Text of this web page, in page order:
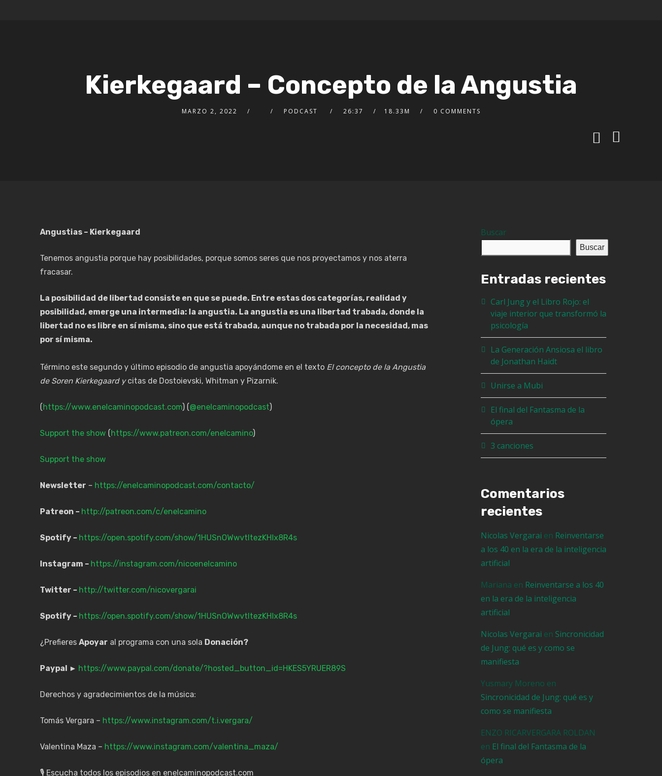
Kierkegaard – Concepto de la Angustia
MARZO 2, 2022 PODCAST 26:37 18.33M 0 COMMENTS
Angustias – Kierkegaard
Tenemos angustia porque hay posibilidades, porque somos seres que nos proyectamos y nos aterra
fracasar.
La posibilidad de libertad consiste en que se puede. Entre estas dos categorías, realidad y
posibilidad, emerge una intermedia: la angustia. La angustia es una libertad trabada, donde la
libertad no es libre en sí misma, sino que está trabada, aunque no trabada por la necesidad, mas
por sí misma.
Término este segundo y último episodio de angustia apoyándome en el texto El concepto de la Angustia
de Soren Kierkegaard ycitas de Dostoievski, Whitman y Pizarnik.
(https://www.enelcaminopodcast.com) (@enelcaminopodcast)
Support the show (https://www.patreon.com/enelcamino)
Support the show
Newsletter – https://enelcaminopodcast.com/contacto/
Patreon – http://patreon.com/c/enelcamino
Spotify – https://open.spotify.com/show/1HUSnOWwvtItezKHIx8R4s
Instagram – https://instagram.com/nicoenelcamino
Twitter – http://twitter.com/nicovergarai
Spotify – https://open.spotify.com/show/1HUSnOWwvtItezKHIx8R4s
¿Prefieres Apoyar al programa con una sola Donación?
Paypal ► https://www.paypal.com/donate/?hosted_button_id=HKES5YRUER89S
Derechos y agradecimientos de la música:
Tomás Vergara – https://www.instagram.com/t.i.vergara/
Valentina Maza – https://www.instagram.com/valentina_maza/
🎙️ Escucha todos los episodios en enelcaminopodcast.com
Buscar
Buscar
Entradas recientes
Carl Jung y el Libro Rojo: el
viaje interior que transformó la
psicología
La Generación Ansiosa el libro
de Jonathan Haidt
Unirse a Mubi
El final del Fantasma de la
ópera
3 canciones
Comentarios
recientes
Nicolas Vergarai en Reinventarse
a los 40 en la era de la inteligencia
artificial
Mariana en Reinventarse a los 40
en la era de la inteligencia
artificial
Nicolas Vergarai en Sincronicidad
de Jung: qué es y como se
manifiesta
Yusmary Moreno en
Sincronicidad de Jung: qué es y
como se manifiesta
ENZO RICARVERGARA ROLDAN
en El final del Fantasma de la
ópera